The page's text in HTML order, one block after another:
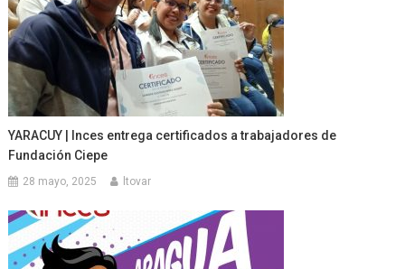
YARACUY | Inces entrega certificados a trabajadores de
Fundación Ciepe
28 mayo, 2025 ltovar